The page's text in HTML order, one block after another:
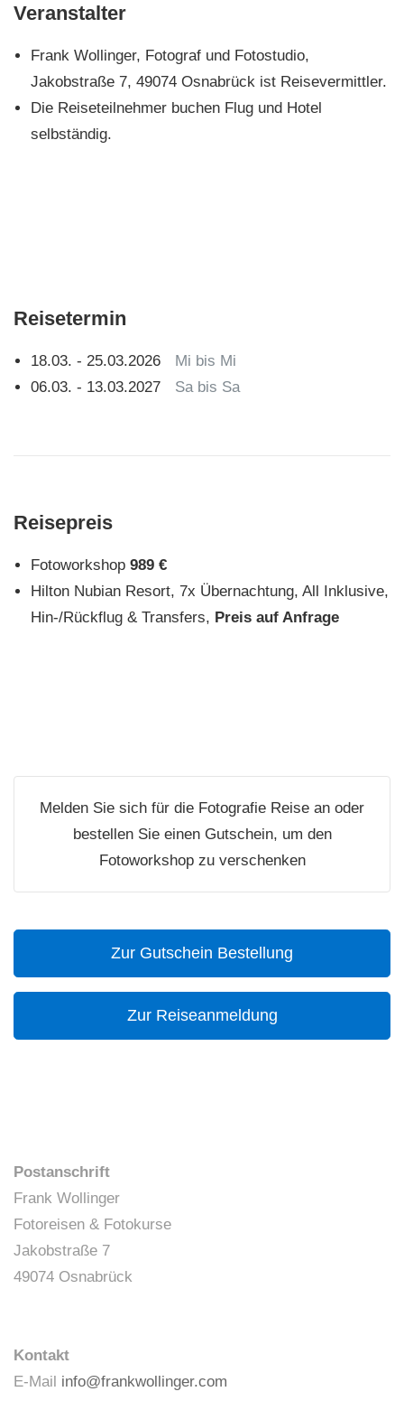
Veranstalter
Frank Wollinger, Fotograf und Fotostudio,
Jakobstraße 7, 49074 Osnabrück ist Reisevermittler.
Die Reiseteilnehmer buchen Flug und Hotel
selbständig.
Reisetermin
18.03. - 25.03.2026
Mi bis Mi
06.03. - 13.03.2027
Sa bis Sa
Reisepreis
Fotoworkshop989 €
Hilton Nubian Resort, 7x Übernachtung, All Inklusive,
Hin-/Rückflug & Transfers, Preis auf Anfrage
Melden Sie sich für die Fotografie Reise an oder
bestellen Sie einen Gutschein, um den
Fotoworkshop zu verschenken
Zur Gutschein Bestellung
Zur Reiseanmeldung
Postanschrift
Frank Wollinger
Fotoreisen & Fotokurse
Jakobstraße 7
49074 Osnabrück
Kontakt
E-Mail info@frankwollinger.com